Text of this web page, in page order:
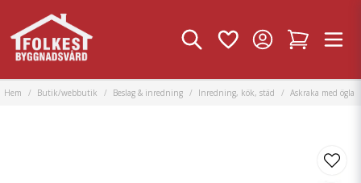
Hem Butik/webbutik Beslag & inredning Inredning, kök, städ Askraka med ögla